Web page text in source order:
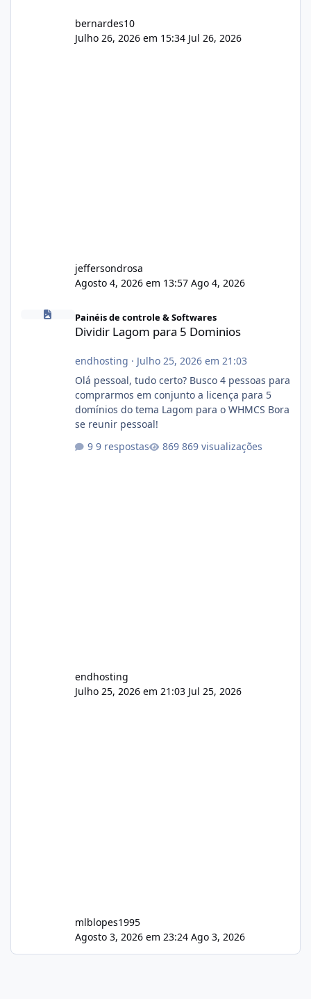
bernardes10
Julho 26, 2026 em 15:34 Jul 26, 2026
jeffersondrosa
Agosto 4, 2026 em 13:57 Ago 4, 2026
Dividir Lagom para 5 Dominios
Painéis de controle & Softwares
Dividir Lagom para 5 Dominios
endhosting · Julho 25, 2026 em 21:03
Olá pessoal, tudo certo? Busco 4 pessoas para
comprarmos em conjunto a licença para 5
domínios do tema Lagom para o WHMCS Bora
se reunir pessoal!
9 respostas
869 visualizações
endhosting
Julho 25, 2026 em 21:03 Jul 25, 2026
mlblopes1995
Agosto 3, 2026 em 23:24 Ago 3, 2026